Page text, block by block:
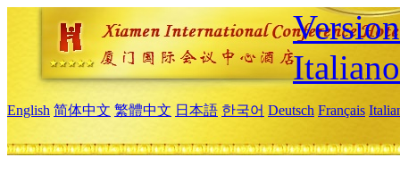
Italiano
English 简体中文 繁體中文 日本語 한국어 Deutsch Français